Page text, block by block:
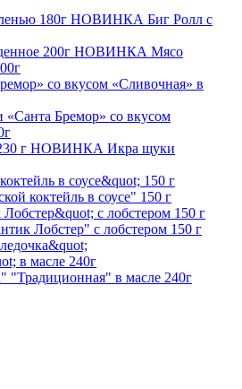
НОВИНКА Биг Ролл с
НОВИНКА Мясо
«Санта Бремор» со вкусом
НОВИНКА Икра щуки
коктейль в соусе" 150 г
Лобстер" с лобстером 150 г
"Традиционная" в масле 240г